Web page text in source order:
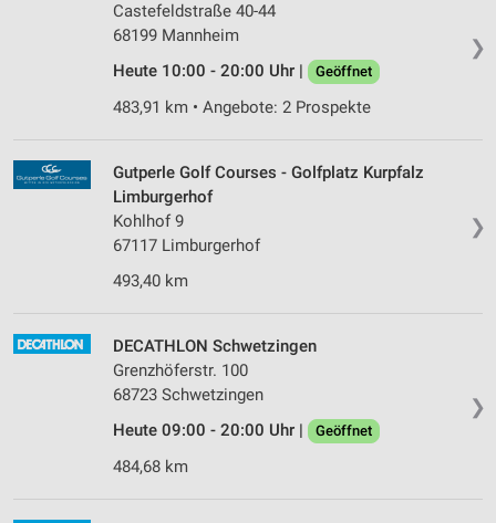
❯
Castefeldstraße 40-44
68199 Mannheim
Heute 10:00 - 20:00 Uhr |
Geöffnet
483,91 km • Angebote: 2 Prospekte
❯
Gutperle Golf Courses - Golfplatz Kurpfalz
Limburgerhof
Kohlhof 9
67117 Limburgerhof
493,40 km
❯
DECATHLON Schwetzingen
Grenzhöferstr. 100
68723 Schwetzingen
Heute 09:00 - 20:00 Uhr |
Geöffnet
484,68 km